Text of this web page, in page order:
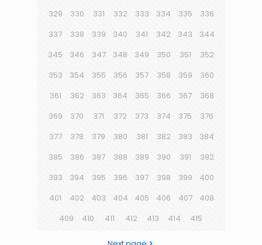
329
330 331 332 333 334 335
336
337
338 339 340 341 342 343
344
345
346 347 348 349 350 351
352
353
354 355 356 357 358 359
360
361
362 363 364 365 366 367
368
369
370 371 372 373 374 375
376
377
378 379 380 381 382 383
384
385
386 387 388 389 390 391
392
393
394 395 396 397 398 399
400
401
402 403 404 405 406 407
408
409
410 411 412 413 414 415